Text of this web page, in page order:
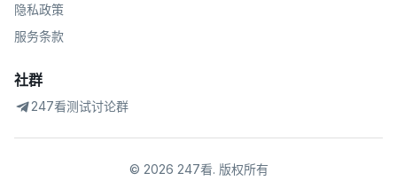
隐私政策
服务条款
社群
247看测试讨论群
© 2026 247看. 版权所有